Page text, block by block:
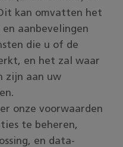
kan omvatten het
en aanbevelingen
die u of de
en het zal waar
zijn aan uw
onze voorwaarden
te beheren,
en data-